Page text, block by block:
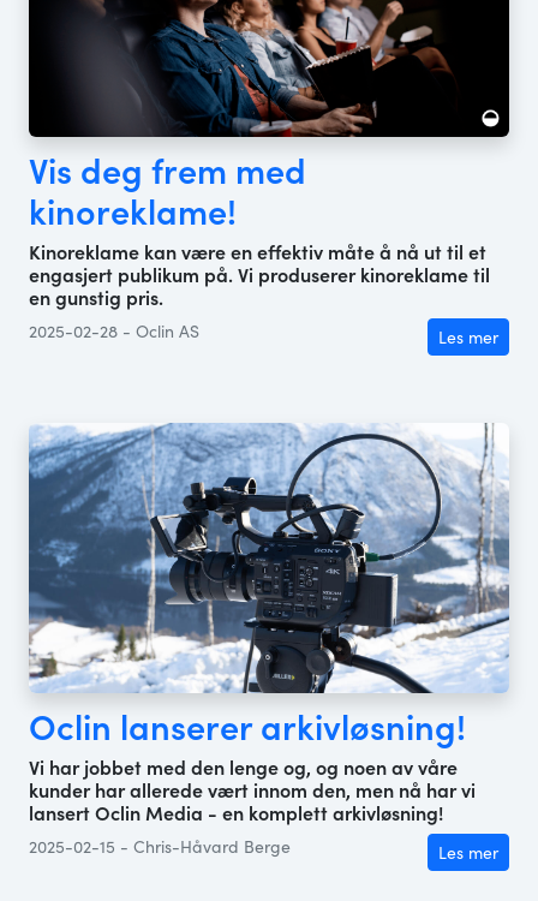
Vis deg frem med
kinoreklame!
Kinoreklame kan være en effektiv måte å nå ut til et
engasjert publikum på. Vi produserer kinoreklame til
en gunstig pris.
Les mer
2025-02-28 - Oclin AS
Oclin lanserer arkivløsning!
Vi har jobbet med den lenge og, og noen av våre
kunder har allerede vært innom den, men nå har vi
lansert Oclin Media - en komplett arkivløsning!
Les mer
2025-02-15 - Chris-Håvard Berge